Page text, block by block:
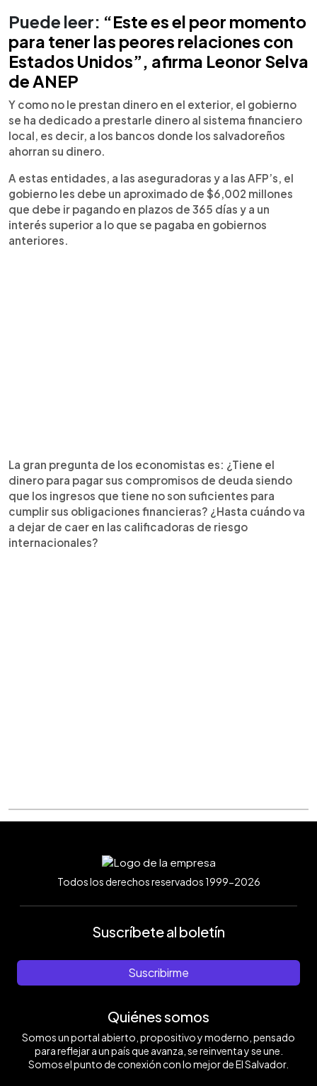
Puede leer: “Este es el peor momento
para tener las peores relaciones con
Estados Unidos”, afirma Leonor Selva
de ANEP
Y como no le prestan dinero en el exterior, el gobierno
se ha dedicado a prestarle dinero al sistema financiero
local, es decir, a los bancos donde los salvadoreños
ahorran su dinero.
A estas entidades, a las aseguradoras y a las AFP’s, el
gobierno les debe un aproximado de $6,002 millones
que debe ir pagando en plazos de 365 días y a un
interés superior a lo que se pagaba en gobiernos
anteriores.
La gran pregunta de los economistas es: ¿Tiene el
dinero para pagar sus compromisos de deuda siendo
que los ingresos que tiene no son suficientes para
cumplir sus obligaciones financieras? ¿Hasta cuándo va
a dejar de caer en las calificadoras de riesgo
internacionales?
Todos los derechos reservados 1999-2026
Suscríbete al boletín
Suscribirme
Quiénes somos
Somos un portal abierto, propositivo y moderno, pensado
para reflejar a un país que avanza, se reinventa y se une.
Somos el punto de conexión con lo mejor de El Salvador.